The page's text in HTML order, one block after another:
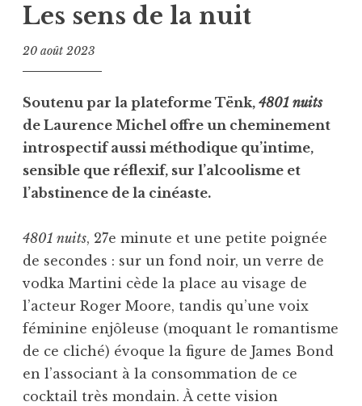
Les sens de la nuit
20 août 2023
Soutenu par la plateforme Tënk, 4801 nuits
de Laurence Michel offre un cheminement
introspectif aussi méthodique qu’intime,
sensible que réflexif, sur l’alcoolisme et
l’abstinence de la cinéaste.
4801 nuits, 27e minute et une petite poignée
de secondes : sur un fond noir, un verre de
vodka Martini cède la place au visage de
l’acteur Roger Moore, tandis qu’une voix
féminine enjôleuse (moquant le romantisme
de ce cliché) évoque la figure de James Bond
en l’associant à la consommation de ce
cocktail très mondain. À cette vision